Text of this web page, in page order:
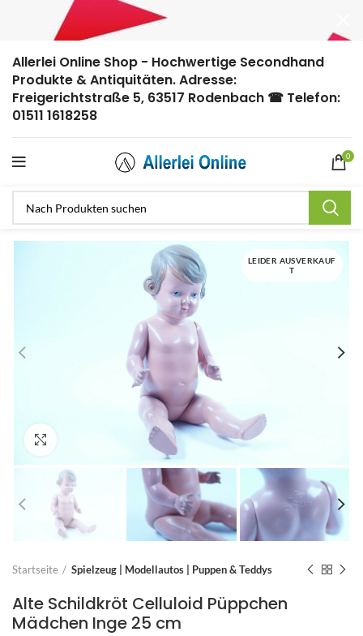
Allerlei Online Shop - Hochwertige Secondhand
Produkte & Antiquitäten. Adresse:
Freigerichtstraße 5, 63517 Rodenbach ☎ Telefon:
01511 1618258
0
LEIDER AUSVERKAUF
T
Zum Vergrößern anklicken
Startseite Spielzeug | Modellautos | Puppen & Teddys
Alte Schildkröt Celluloid Püppchen
Mädchen Inge 25 cm